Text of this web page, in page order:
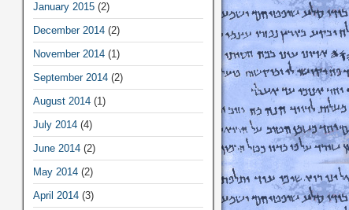
January 2015(2)
December 2014(2)
November 2014(1)
September 2014(2)
August 2014(1)
July 2014(4)
June 2014(2)
May 2014(2)
April 2014(3)